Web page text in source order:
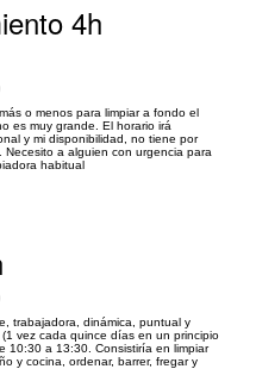
4h
o menos para limpiar a fondo el
es muy grande. El horario irá
y mi disponibilidad, no tiene por
a alguien con urgencia para
habitual
trabajadora, dinámica, puntual y
vez cada quince días en un principio
10:30 a 13:30. Consistiría en limpiar
y cocina, ordenar, barrer, fregar y